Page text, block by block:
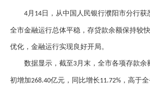
4月 14 日，从中国人民银行濮阳市分行获
全市金融运行总体平稳，存贷款余额保持较
优化，金融运行实现良好开局。
数据显示，截至 3月末，全市各项存款余
初增加268.40亿元，同比增长11.72% ，高于